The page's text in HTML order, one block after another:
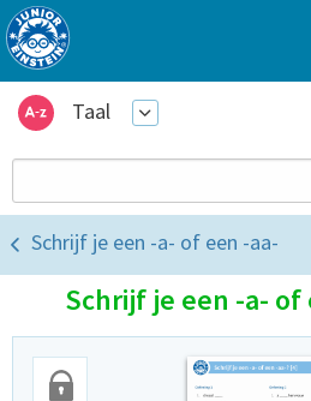
Taal
Schrijf je een -a- of een -aa-
Schrijf je een -a- of